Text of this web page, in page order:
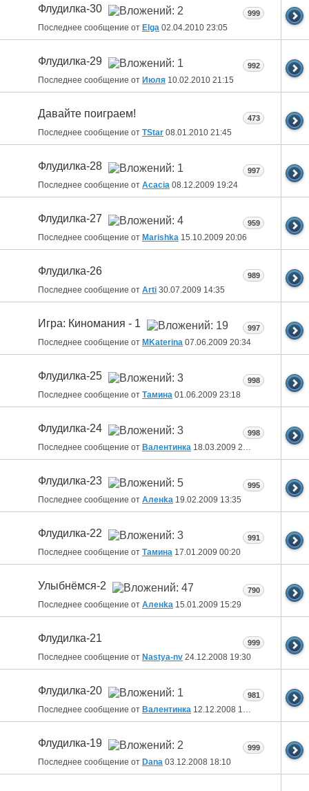
Флудилка-30
Последнее сообщение от Elga 02.04.2010 23:05
999
Флудилка-29
Последнее сообщение от Июля 10.02.2010 21:15
992
Давайте поиграем!
Последнее сообщение от ТStar 08.01.2010 21:45
473
Флудилка-28
Последнее сообщение от Acacia 08.12.2009 19:24
997
Флудилка-27
Последнее сообщение от Marishka 15.10.2009 20:06
959
Флудилка-26
Последнее сообщение от Arti 30.07.2009 14:35
989
Игра: Киномания - 1
Последнее сообщение от MKaterina 07.06.2009 20:34
997
Флудилка-25
Последнее сообщение от Тамина 01.06.2009 23:18
998
Флудилка-24
Последнее сообщение от Валентинка 18.03.2009 22:19
998
Флудилка-23
Последнее сообщение от Аленka 19.02.2009 13:35
995
Флудилка-22
Последнее сообщение от Тамина 17.01.2009 00:20
991
Улыбнёмся-2
Последнее сообщение от Аленka 15.01.2009 15:29
790
Флудилка-21
Последнее сообщение от Nastya-nv 24.12.2008 19:30
999
Флудилка-20
Последнее сообщение от Валентинка 12.12.2008 13:24
981
Флудилка-19
Последнее сообщение от Dana 03.12.2008 18:10
999